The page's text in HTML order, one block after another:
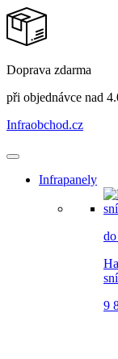
Doprava zdarma
při objednávce nad
Infraobchod.cz
Infrapanely
9